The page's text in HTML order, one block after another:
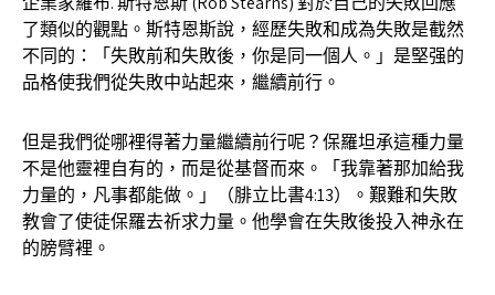
了類似的觀點。斯特恩斯說，經歷失敗和成為失敗是截然
不同的：「失敗前和失敗後，你是同一個人。」是堅强的
品格使我們從失敗中站起來，繼續前行。
但是我們從哪裡得著力量繼續前行呢？保羅坦承這種力量
不是他靈裡自有的，而是從基督而來。「我靠著那加給我
力量的，凡事都能做。」（腓立比書4:13）。艱難和失敗
教會了使徒保羅去祈求力量。他學會在失敗後投入神永在
的膀臂裡。